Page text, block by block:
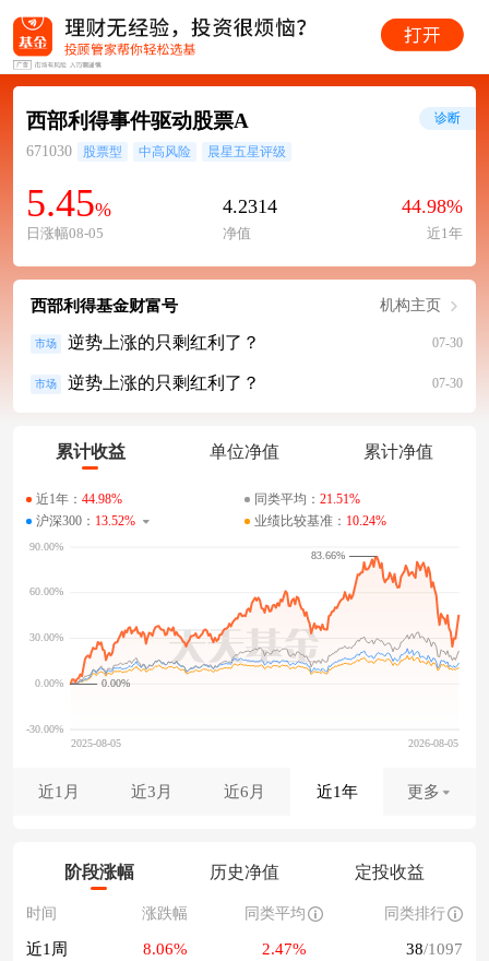
西部利得事件驱动股票A
671030 股票型 中高风险 晨星五星评级
5.45%
日涨幅08-05
4.2314
净值
44.98%
近1年
诊断
西部利得基金财富号 机构主页
市场 逆势上涨的只剩红利了？ 07-30
市场 逆势上涨的只剩红利了？ 07-30
累计收益 单位净值 累计净值
近1年： 44.98% 同类平均： 21.51%
沪深300： 13.52% 业绩比较基准： 10.24%
0.00%
83.66%
近1月 近3月 近6月 近1年 更多
阶段涨幅 历史净值 定投收益
时间 涨跌幅 同类平均 同类排行
近1周 8.06% 2.47% 38/1097